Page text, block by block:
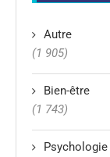
Autre
(1 905)
Bien-être
(1 743)
Psychologie